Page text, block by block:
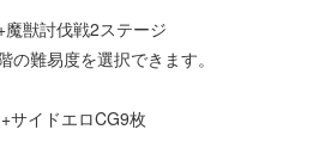
獣討伐戦2ステージ
難易度を選択できます。
サイドエロCG9枚